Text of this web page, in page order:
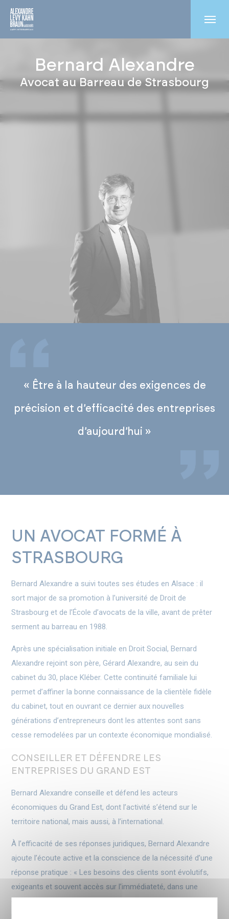
Bernard Alexandre
Avocat au Barreau de Strasbourg
« Être à la hauteur des exigences de
précision et d’efficacité des entreprises
d’aujourd’hui »
UN AVOCAT FORMÉ À
STRASBOURG
Bernard Alexandre a suivi toutes ses études en Alsace : il
sort major de sa promotion à l’université de Droit de
Strasbourg et de l’École d’avocats de la ville, avant de prêter
serment au barreau en 1988.
Après une spécialisation initiale en Droit Social, Bernard
Alexandre rejoint son père, Gérard Alexandre, au sein du
cabinet du 30, place Kléber. Cette continuité familiale lui
permet d’affiner la bonne connaissance de la clientèle fidèle
du cabinet, tout en ouvrant ce dernier aux nouvelles
générations d’entrepreneurs dont les attentes sont sans
cesse remodelées par un contexte économique mondialisé.
CONSEILLER ET DÉFENDRE LES
ENTREPRISES DU GRAND EST
Bernard Alexandre conseille et défend les acteurs
économiques du Grand Est, dont l’activité s’étend sur le
territoire national, mais aussi, à l’international.
À l’efficacité de ses réponses juridiques, Bernard Alexandre
ajoute l’écoute active et la conscience de la nécessité d’une
réponse pratique : « Les besoins des clients sont évolutifs,
exigeants et souvent accès sur l’immédiateté, dans une